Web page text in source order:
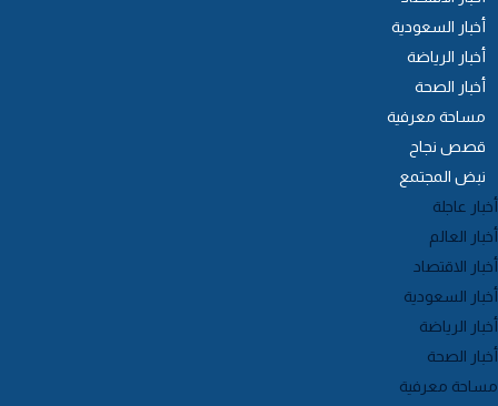
أخبار السعودية
أخبار الرياضة
أخبار الصحة
مساحة معرفية
قصص نجاح
نبض المجتمع
عاجلة
العالم
الاقتصاد
السعودية
الرياضة
الصحة
معرفية